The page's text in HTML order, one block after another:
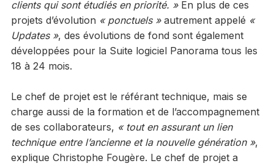
clients qui sont étudiés en priorité. »En plus de ces
projets d’évolution « ponctuels »autrement appelé «
Updates », des évolutions de fond sont également
développées pour la Suite logiciel Panorama tous les
18 à 24 mois.
Le chef de projet est le référant technique, mais se
charge aussi de la formation et de l’accompagnement
de ses collaborateurs, « tout en assurant un lien
technique entre l’ancienne et la nouvelle génération »,
explique Christophe Fougère. Le chef de projet a